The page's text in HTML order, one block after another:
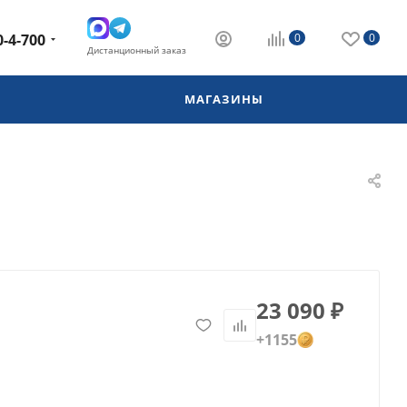
4-700 Дистанционный заказ
0 0
МАГАЗИНЫ
23 090 ₽
+1155